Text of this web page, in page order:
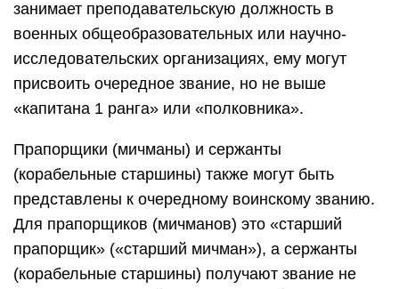
занимает преподавательскую должность в
военных общеобразовательных или научно-
исследовательских организациях, ему могут
присвоить очередное звание, но не выше
«капитана 1 ранга» или «полковника».
Прапорщики (мичманы) и сержанты
(корабельные старшины) также могут быть
представлены к очередному воинскому званию.
Для прапорщиков (мичманов) это «старший
прапорщик» («старший мичман»), а сержанты
(корабельные старшины) получают звание не